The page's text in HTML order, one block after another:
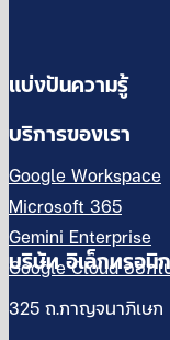
แบ่งปันความรู้
บริการของเรา
Google Workspace
Microsoft 365
Gemini Enterprise
Google Cloud ออก
บริษัท อิเล็กทรอนิ
325 ถ.กาญจนาภิเษก